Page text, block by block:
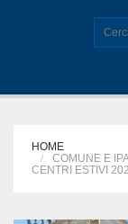
HOME
COMUNE E
CENTRI ESTIVI